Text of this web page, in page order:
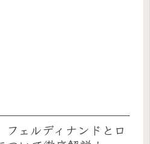
フェルディナンドとロ